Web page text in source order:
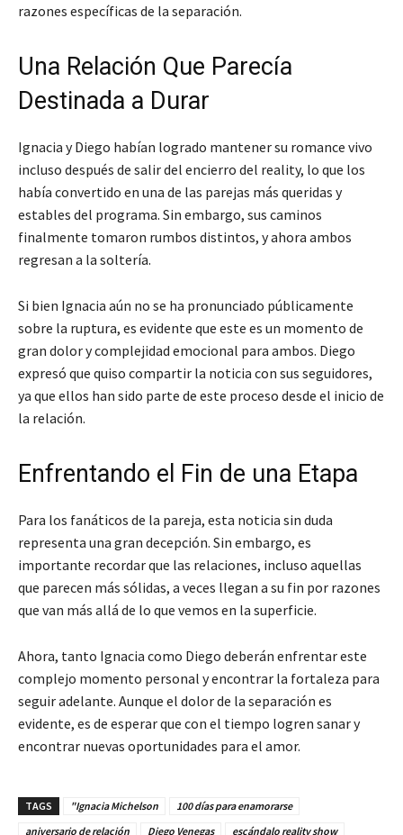
razones específicas de la separación.
Una Relación Que Parecía
Destinada a Durar
Ignacia y Diego habían logrado mantener su romance vivo
incluso después de salir del encierro del reality, lo que los
había convertido en una de las parejas más queridas y
estables del programa. Sin embargo, sus caminos
finalmente tomaron rumbos distintos, y ahora ambos
regresan a la soltería.
Si bien Ignacia aún no se ha pronunciado públicamente
sobre la ruptura, es evidente que este es un momento de
gran dolor y complejidad emocional para ambos. Diego
expresó que quiso compartir la noticia con sus seguidores,
ya que ellos han sido parte de este proceso desde el inicio de
la relación.
Enfrentando el Fin de una Etapa
Para los fanáticos de la pareja, esta noticia sin duda
representa una gran decepción. Sin embargo, es
importante recordar que las relaciones, incluso aquellas
que parecen más sólidas, a veces llegan a su fin por razones
que van más allá de lo que vemos en la superficie.
Ahora, tanto Ignacia como Diego deberán enfrentar este
complejo momento personal y encontrar la fortaleza para
seguir adelante. Aunque el dolor de la separación es
evidente, es de esperar que con el tiempo logren sanar y
encontrar nuevas oportunidades para el amor.
TAGS "Ignacia Michelson
100 días para enamorarse
aniversario de relación
Diego Venegas escándalo reality show